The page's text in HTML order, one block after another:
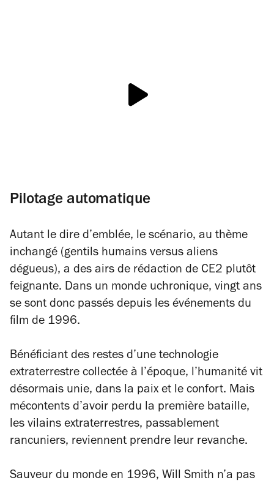
Pilotage automatique
Autant le dire d’emblée, le scénario, au thème
inchangé (gentils humains versus aliens
dégueus), a des airs de rédaction de CE2 plutôt
feignante. Dans un monde uchronique, vingt ans
se sont donc passés depuis les événements du
film de 1996.
Bénéficiant des restes d’une technologie
extraterrestre collectée à l’époque, l’humanité vit
désormais unie, dans la paix et le confort. Mais
mécontents d’avoir perdu la première bataille,
les vilains extraterrestres, passablement
rancuniers, reviennent prendre leur revanche.
Sauveur du monde en 1996, Will Smith n’a pas